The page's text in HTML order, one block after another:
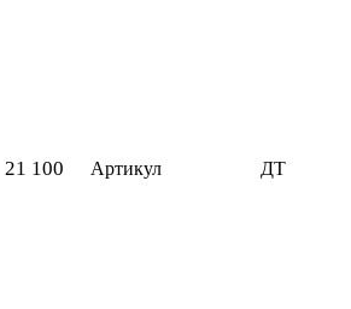
21 100 Артикул ДТ